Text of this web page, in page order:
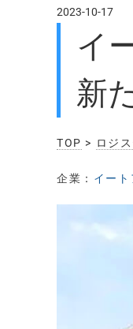
2023-10-17
イ
新
TOP > ロジ
企業： イート